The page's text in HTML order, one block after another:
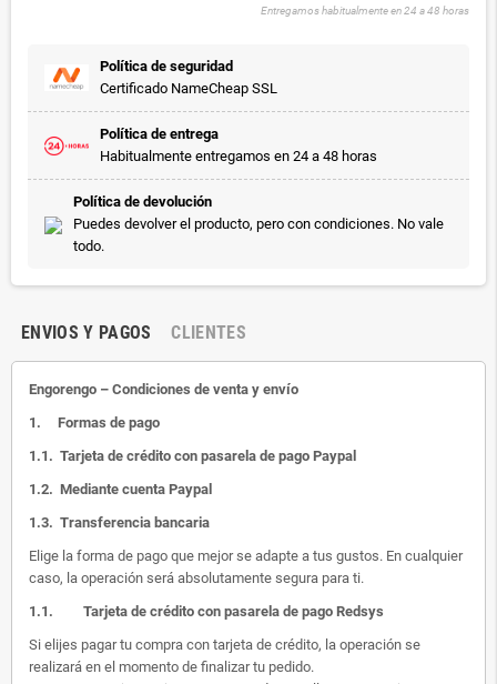
Entregamos habitualmente en 24 a 48 horas
Política de seguridad
Certificado NameCheap SSL
Política de entrega
Habitualmente entregamos en 24 a 48 horas
Política de devolución
Puedes devolver el producto, pero con condiciones. No vale
todo.
ENVIOS Y PAGOS CLIENTES
Engorengo – Condiciones de venta y envío
1. Formas de pago
1.1. Tarjeta de crédito con pasarela de pago Paypal
1.2. Mediante cuenta Paypal
1.3. Transferencia bancaria
Elige la forma de pago que mejor se adapte a tus gustos. En cualquier
caso, la operación será absolutamente segura para ti.
1.1. Tarjeta de crédito con pasarela de pago Redsys
Si elijes pagar tu compra con tarjeta de crédito, la operación se
realizará en el momento de finalizar tu pedido.